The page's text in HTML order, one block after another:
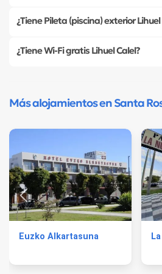
¿Tiene Pileta (piscina) exterior Lihuel
¿Tiene Wi-Fi gratis Lihuel Calel?
Más alojamientos en Santa
Euzko Alkartasuna